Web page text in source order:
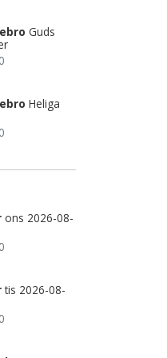
Guds
Heliga
ons 2026-08-
tis 2026-08-